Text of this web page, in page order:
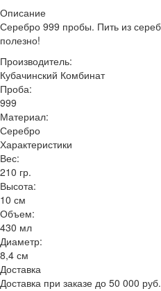
Описание
Серебро 999 пробы. Пить из
полезно!
Производитель:
Кубачинский Комбинат
Проба:
999
Материал:
Серебро
Характеристики
Вес:
210 гр.
Высота:
10 см
Объем:
430 мл
Диаметр:
8,4 см
Доставка
Доставка при заказе до 50 000